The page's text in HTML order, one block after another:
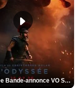
L'Odyssée Bande-annonce VO STFR